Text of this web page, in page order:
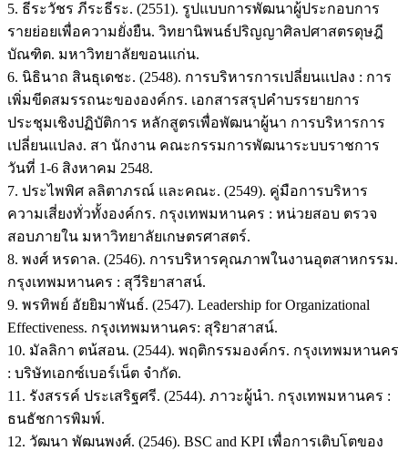
5. ธีระวัชร ภีระธีระ. (2551). รูปแบบการพัฒนาผู้ประกอบการ
รายย่อยเพื่อความยั่งยืน. วิทยานิพนธ์ปริญญาศิลปศาสตรดุษฎี
บัณฑิต. มหาวิทยาลัยขอนแก่น.
6. นิธินาถ สินธุเดชะ. (2548). การบริหารการเปลี่ยนแปลง : การ
เพิ่มขีดสมรรถนะขององค์กร. เอกสารสรุปคำบรรยายการ
ประชุมเชิงปฏิบัติการ หลักสูตรเพื่อพัฒนาผู้นา การบริหารการ
เปลี่ยนแปลง. สา นักงาน คณะกรรมการพัฒนาระบบราชการ
วันที่ 1-6 สิงหาคม 2548.
7. ประไพพิศ ลลิตาภรณ์ และคณะ. (2549). คู่มือการบริหาร
ความเสี่ยงทั่วทั้งองค์กร. กรุงเทพมหานคร : หน่วยสอบ ตรวจ
สอบภายใน มหาวิทยาลัยเกษตรศาสตร์.
8. พงศ์ หรดาล. (2546). การบริหารคุณภาพในงานอุตสาหกรรม.
กรุงเทพมหานคร : สุวีริยาสาสน์.
9. พรทิพย์ อัยยิมาพันธ์. (2547). Leadership for Organizational
Effectiveness. กรุงเทพมหานคร: สุริยาสาสน์.
10. มัลลิกา ตน้สอน. (2544). พฤติกรรมองค์กร. กรุงเทพมหานคร
: บริษัทเอกซ์เบอร์เน็ต จำกัด.
11. รังสรรค์ ประเสริฐศรี. (2544). ภาวะผู้นำ. กรุงเทพมหานคร :
ธนธัชการพิมพ์.
12. วัฒนา พัฒนพงศ์. (2546). BSC and KPI เพื่อการเติบโตของ